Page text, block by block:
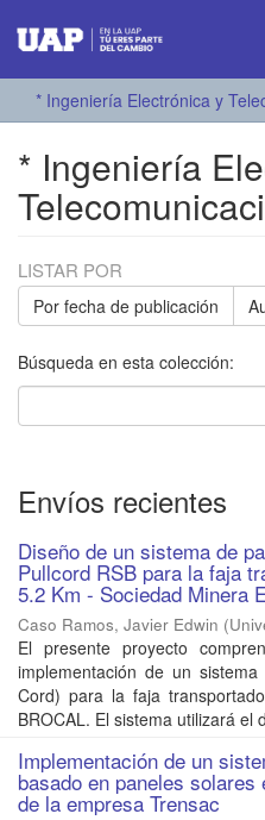
* Ingeniería Electrónica y
* Ingeniería
LISTAR POR
Por fecha de publicación
Búsqueda en esta colección:
Envíos recientes
Diseño de un sistema de
Pullcord RSB para la faja
5.2 Km - Sociedad Minera
Caso Ramos, Javier Edwin (
El presente proyecto
implementación de un
Cord) para la faja
BROCAL. El sistema utilizará el
Implementación de un
basado en paneles
de la empresa Trensac